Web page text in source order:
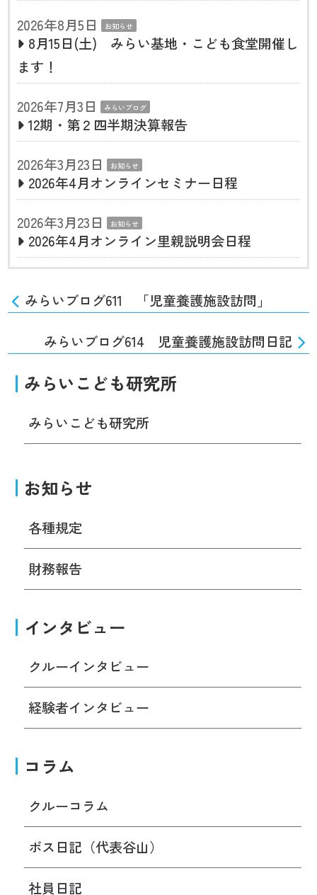
2026年8月5日 お知らせ
8月15日(土) みらい基地・こども食堂開催し
ます！
2026年7月3日
みらいブログ
12期・第２四半期決算報告
2026年3月23日
お知らせ
2026年4月オンラインセミナー日程
2026年3月23日
お知らせ
2026年4月オンライン里親説明会日程
みらいブログ611 「児童養護施設訪問」
みらいブログ614 児童養護施設訪問日記
みらいこども研究所
みらいこども研究所
お知らせ
各種規定
財務報告
インタビュー
クルーインタビュー
経験者インタビュー
コラム
クルーコラム
ボス日記（代表谷山）
社員日記